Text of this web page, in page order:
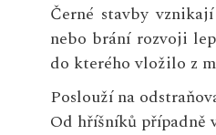
Černé stavby
nebo brání rozvoji
do kterého vložilo z
Poslouží na
Od hříšníků případně